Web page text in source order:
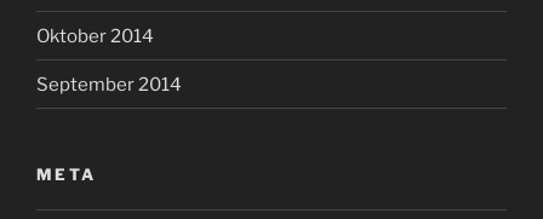
Oktober 2014
September 2014
META